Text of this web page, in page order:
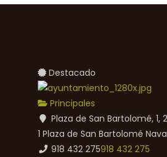
Destacado
Principales
Plaza de San Bartolomé,
1 Plaza de San Bartolomé
918 432 275918 432 275